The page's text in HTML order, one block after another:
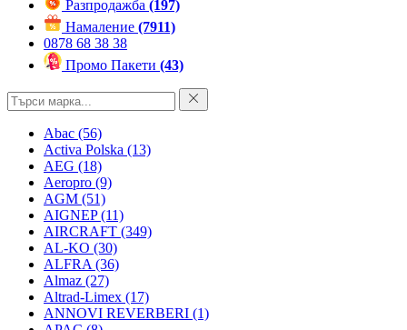
Разпродажба (197)
Намаление (7911)
0878 68 38 38
Промо Пакети (43)
Abac (56)
Activa Polska (13)
AEG (18)
Aeropro (9)
AGM (51)
AIGNEP(11)
AIRCRAFT (349)
AL-KO (30)
ALFRA (36)
Almaz (27)
Altrad-Limex (17)
ANNOVI REVERBERI (1)